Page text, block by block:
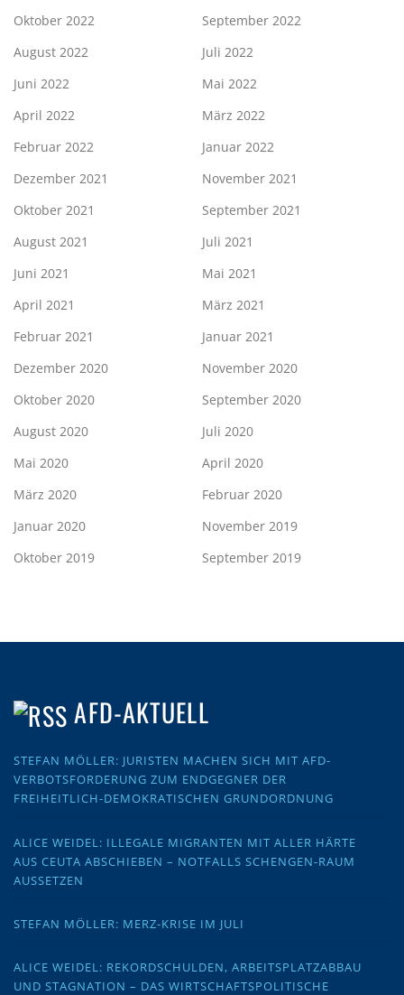
Oktober 2022
September 2022
August 2022
Juli 2022
Juni 2022
Mai 2022
April 2022
März 2022
Februar 2022
Januar 2022
Dezember 2021
November 2021
Oktober 2021
September 2021
August 2021
Juli 2021
Juni 2021
Mai 2021
April 2021
März 2021
Februar 2021
Januar 2021
Dezember 2020
November 2020
Oktober 2020
September 2020
August 2020
Juli 2020
Mai 2020
April 2020
März 2020
Februar 2020
Januar 2020
November 2019
Oktober 2019
September 2019
AFD-AKTUELL
STEFAN MÖLLER: JURISTEN MACHEN SICH MIT AFD-
VERBOTSFORDERUNG ZUM ENDGEGNER DER
FREIHEITLICH-DEMOKRATISCHEN GRUNDORDNUNG
ALICE WEIDEL: ILLEGALE MIGRANTEN MIT ALLER HÄRTE
AUS CEUTA ABSCHIEBEN – NOTFALLS SCHENGEN-RAUM
AUSSETZEN
STEFAN MÖLLER: MERZ-KRISE IM JULI
ALICE WEIDEL: REKORDSCHULDEN, ARBEITSPLATZABBAU
UND STAGNATION – DAS WIRTSCHAFTSPOLITISCHE